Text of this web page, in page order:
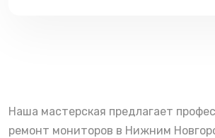
Наша мастерская предлагает
ремонт мониторов в Нижним